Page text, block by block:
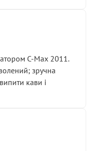
C-Max 2011.
зручна
кави і